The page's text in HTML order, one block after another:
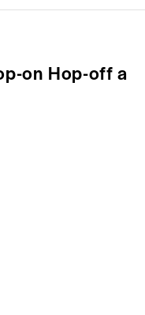
on Hop-off a